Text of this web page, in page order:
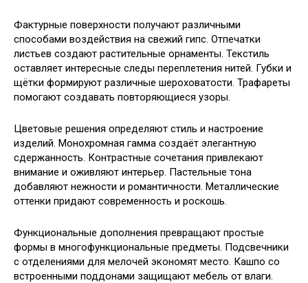
Фактурные поверхности получают различными
способами воздействия на свежий гипс. Отпечатки
листьев создают растительные орнаменты. Текстиль
оставляет интересные следы переплетения нитей. Губки и
щётки формируют различные шероховатости. Трафареты
помогают создавать повторяющиеся узоры.
Цветовые решения определяют стиль и настроение
изделий. Монохромная гамма создаёт элегантную
сдержанность. Контрастные сочетания привлекают
внимание и оживляют интерьер. Пастельные тона
добавляют нежности и романтичности. Металлические
оттенки придают современность и роскошь.
Функциональные дополнения превращают простые
формы в многофункциональные предметы. Подсвечники
с отделениями для мелочей экономят место. Кашпо со
встроенными поддонами защищают мебель от влаги.